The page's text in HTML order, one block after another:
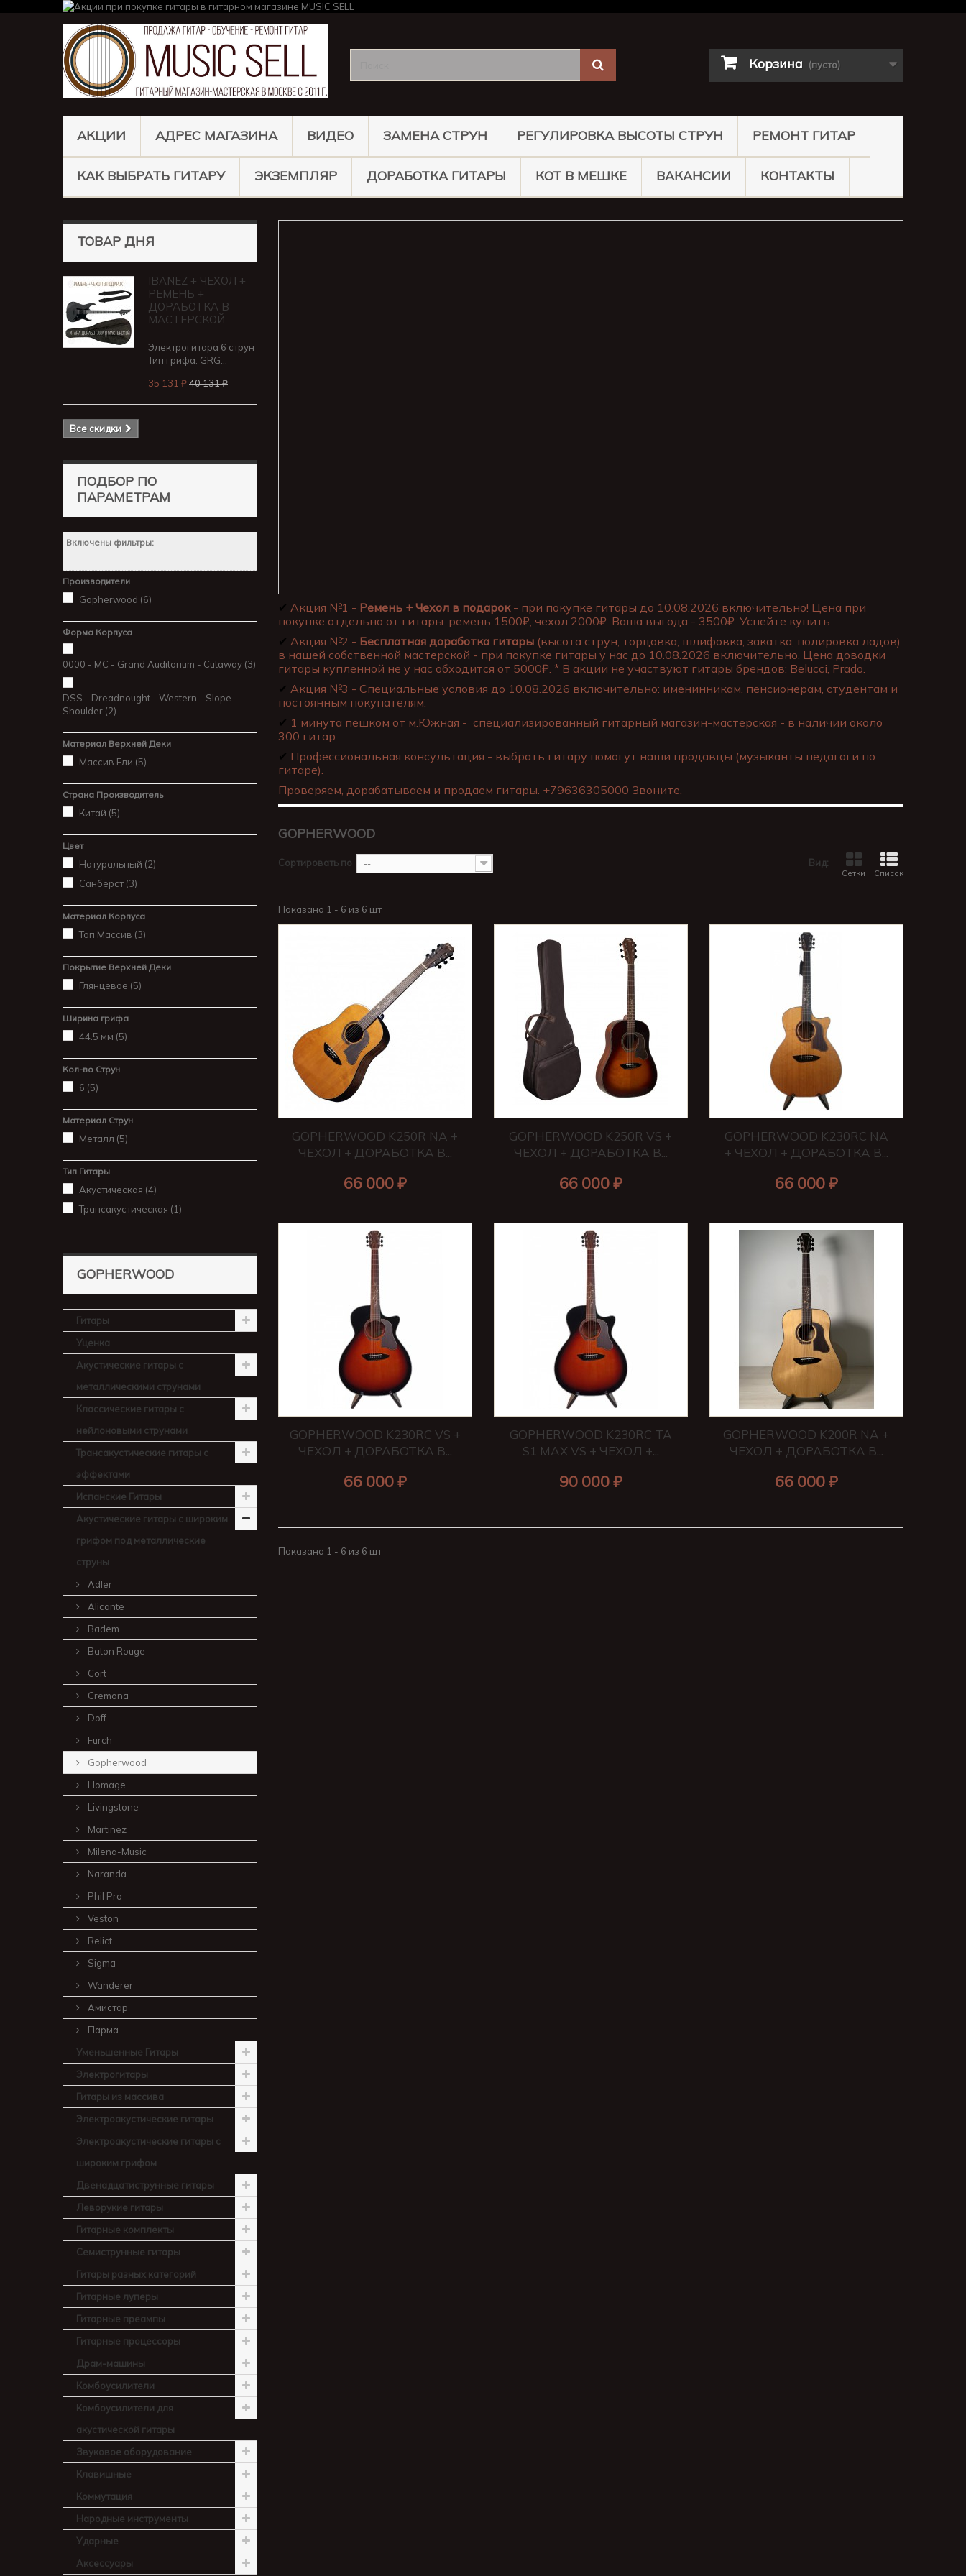
Корзина (пусто)
АКЦИИ АДРЕС МАГАЗИНА ВИДЕО ЗАМЕНА СТРУН РЕГУЛИРОВКА ВЫСОТЫ СТРУН РЕМОНТ ГИТАР
КАК ВЫБРАТЬ ГИТАРУ ЭКЗЕМПЛЯР ДОРАБОТКА ГИТАРЫ КОТ В МЕШКЕ ВАКАНСИИ КОНТАКТЫ
ТОВАР ДНЯ
IBANEZ + ЧЕХОЛ +
РЕМЕНЬ +
ДОРАБОТКА В
МАСТЕРСКОЙ
Электрогитара 6 струн
Тип грифа: GRG...
35 131 ₽40 131 ₽
Все скидки
ПОДБОР ПО
ПАРАМЕТРАМ
Включены фильтры:
Производители
Gopherwood (6)
Форма Корпуса
0000 - MC - Grand Auditorium - Cutaway (3)
DSS - Dreadnought - Western - Slope
Shoulder (2)
Материал Верхней Деки
Массив Ели (5)
Страна Производитель
Китай (5)
Цвет
Натуральный (2)
Санберст(3)
Материал Корпуса
Топ Массив (3)
Покрытие Верхней Деки
Глянцевое (5)
Ширина грифа
44.5 мм (5)
Кол-во Струн
6 (5)
Материал Струн
Металл (5)
Тип Гитары
Акустическая (4)
Трансакустическая (1)
GOPHERWOOD
Гитары
Уценка
Акустические гитары с
металлическими струнами
Классические гитары с
нейлоновыми струнами
Трансакустические гитары с
эффектами
Испанские Гитары
Акустические гитары с широким
грифом под металлические
струны
Adler
Alicante
Badem
Baton Rouge
Cort
Cremona
Doff
Furch
Gopherwood
Homage
Livingstone
Martinez
Milena-Music
Naranda
Phil Pro
Veston
Relict
Sigma
Wanderer
Амистар
Парма
Уменьшенные Гитары
Электрогитары
Гитары из массива
Электроакустические гитары
Электроакустические гитары с
широким грифом
Двенадцатиструнные гитары
Леворукие гитары
Гитарные комплекты
Семиструнные гитары
Гитары разных категорий
Гитарные луперы
Гитарные преампы
Гитарные процессоры
Драм-машины
Комбоусилители
Комбоусилители для
акустической гитары
Звуковое оборудование
Клавишные
Коммутация
Народные инструменты
Ударные
Аксессуары
✔ Акция №1 - Ремень + Чехол в подарок- при покупке гитары до 10.08.2026 включительно! Цена при
покупке отдельно от гитары: ремень 1500₽, чехол 2000₽. Ваша выгода - 3500₽. Успейте купить.
✔ Акция №2 - Бесплатная доработка гитары (высота струн, торцовка, шлифовка, закатка, полировка ладов)
в нашей собственной мастерской - при покупке гитары у нас до 10.08.2026 включительно. Цена доводки
гитары купленной не у нас обходится от 5000₽. * В акции не участвуют гитары брендов: Belucci, Prado.
✔ Акция №3 - Специальные условия до 10.08.2026 включительно: именинникам, пенсионерам, студентам и
постоянным покупателям.
✔ 1 минута пешком от м.Южная - специализированный гитарный магазин-мастерская - в наличии около
300 гитар.
✔ Профессиональная консультация - выбрать гитару помогут наши продавцы (музыканты педагоги по
гитаре).
Проверяем, дорабатываем и продаем гитары. +79636305000 Звоните.
GOPHERWOOD
Вид:
Сетки Список
Сортировать по --
Показано 1 - 6 из 6 шт
GOPHERWOOD K250R NA +
ЧЕХОЛ + ДОРАБОТКА В...
66 000 ₽
GOPHERWOOD K250R VS +
ЧЕХОЛ + ДОРАБОТКА В...
66 000 ₽
GOPHERWOOD K230RC NA
+ ЧЕХОЛ + ДОРАБОТКА В...
66 000 ₽
GOPHERWOOD K230RC VS +
ЧЕХОЛ + ДОРАБОТКА В...
66 000 ₽
GOPHERWOOD K230RC TA
S1 MAX VS + ЧЕХОЛ +...
90 000 ₽
GOPHERWOOD K200R NA +
ЧЕХОЛ + ДОРАБОТКА В...
66 000 ₽
Показано 1 - 6 из 6 шт